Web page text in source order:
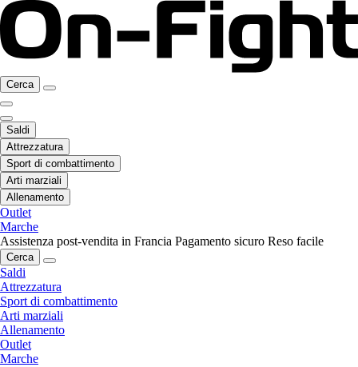
Cerca
Saldi
Attrezzatura
Sport di combattimento
Arti marziali
Allenamento
Outlet
Marche
Assistenza post-vendita in Francia Pagamento sicuro Reso facile
Cerca
Saldi
Attrezzatura
Sport di combattimento
Arti marziali
Allenamento
Outlet
Marche